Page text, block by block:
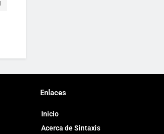
Enlaces
Inicio
Acerca de Sintaxis